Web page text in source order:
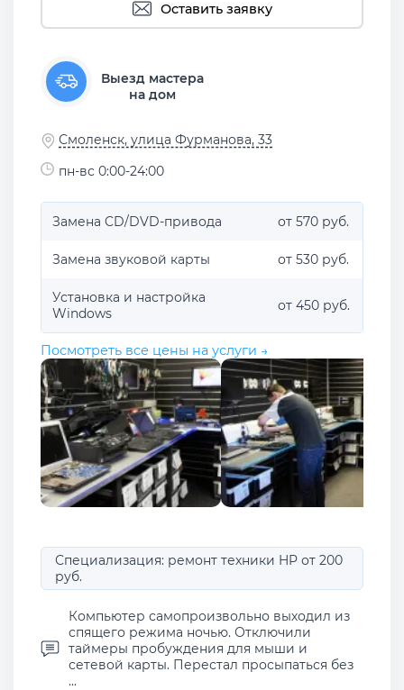
Оставить заявку
Выезд мастера
на дом
Смоленск, улица Фурманова, 33
пн-вс 0:00-24:00
Замена CD/DVD-привода от 570 руб.
Замена звуковой карты от 530 руб.
Установка и настройка
Windows
от 450 руб.
Посмотреть все цены на услуги →
Специализация: ремонт техники HP от 200
руб.
Компьютер самопроизвольно выходил из
спящего режима ночью. Отключили
таймеры пробуждения для мыши и
сетевой карты. Перестал просыпаться без
...